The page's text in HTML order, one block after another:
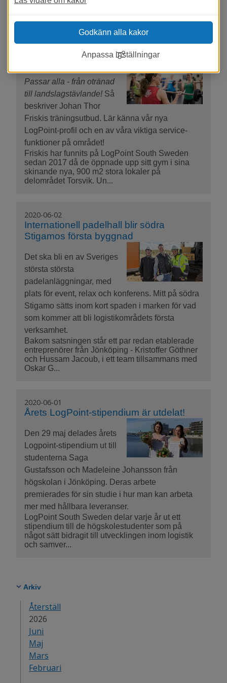
Godkänn alla kakor
Anpassa inställningar
inte k...
LogPoint-profilen: Johan på Friskis
Passar alla - från otränad
till landslagstävlande! Så
beskriver Johan Thor
Friskis träningsutbud. Lär känna vår nya
LogPoint-profil och en av våra viktiga service-
funktioner på området!
Friskis har funnits på LogPoint South Sweden
sedan 2017 då de öppnade upp sitt gym i sina
skinande nya, 900 m2 stora lokaler på
delområdet Torsvik. Un...
2020-06-02
Internationell padelhall blir södra
Stigamos första byggnad
Det ska bli en av Sveriges
största största
padelanläggningar, med
plats för event, relax och konferens. Mitt på södra
Stigamo sätts inom kort spaden i marken för vad
som kommer att bli logistikområdets första
verksamhet.
Bakom satsningen står ett par redan etablerade
entreprenörer från Jönköping - Kristoffer Göthner
och Hussam Jacoub, i ett team tillsammans med
Oskar G...
2020-06-01
Årets LogPoint-stipendium är utdelat!
Den 29 maj delades årets
Logpoint-stipendium ut till
studenterna Saga
Gustafsson och Madeleine Johansson från
högskolan i Jönköping. Deras arbete
premierades för sin studie i hur man kan arbeta
mer med hållbara leveranser.
LogPoint South Sweden delar varje år ut ett
stipendium till de högskolestudenter som på
något sätt bidragit till utvecklingen inom logistik
och samver...
Arkiv
Återställ
År:
2026
Juni
Maj
Mars
Februari